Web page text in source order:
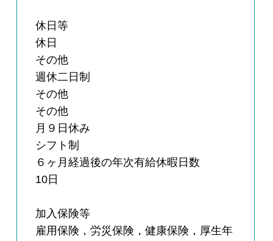
休日等
休日
その他
週休二日制
その他
その他
月９日休み
シフト制
６ヶ月経過後の年次有給休暇日数
10日
加入保険等
雇用保険，労災保険，健康保険，厚生年